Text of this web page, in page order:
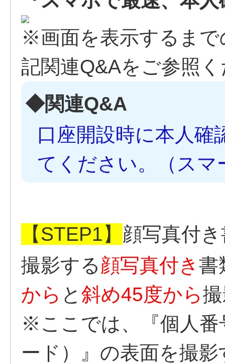
※画面を表示するま
記関連Q&Aをご参照
◆関連Q&A
口座開設時に本人確
てください。（スマ
【STEP1】 顔写真付
撮影する顔写真付き 書
から と 斜め45度から
※ここでは、『個人番
ード）』の表面を撮